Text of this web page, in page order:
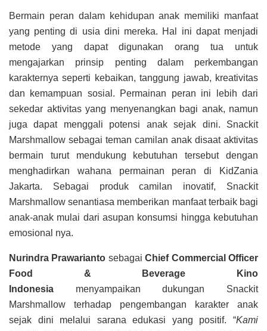
Bermain peran dalam kehidupan anak memiliki manfaat
yang penting di usia dini mereka. Hal ini dapat menjadi
metode yang dapat digunakan orang tua untuk
mengajarkan prinsip penting dalam perkembangan
karakternya seperti kebaikan, tanggung jawab, kreativitas
dan kemampuan sosial. Permainan peran ini lebih dari
sekedar aktivitas yang menyenangkan bagi anak, namun
juga dapat menggali potensi anak sejak dini. Snackit
Marshmallow sebagai teman camilan anak disaat aktivitas
bermain turut mendukung kebutuhan tersebut dengan
menghadirkan wahana permainan peran di KidZania
Jakarta. Sebagai produk camilan inovatif, Snackit
Marshmallow senantiasa memberikan manfaat terbaik bagi
anak-anak mulai dari asupan konsumsi hingga kebutuhan
emosional nya.
Nurindra Prawarianto sebagaiChief Commercial Officer
Food & Beverage Kino
Indonesia menyampaikan
dukungan Snackit
Marshmallow terhadap pengembangan karakter anak
sejak dini melalui sarana edukasi yang positif. “Kami